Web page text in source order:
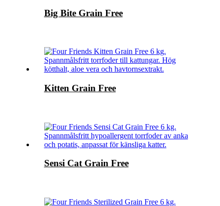
Big Bite Grain Free
Kitten Grain Free
Sensi Cat Grain Free